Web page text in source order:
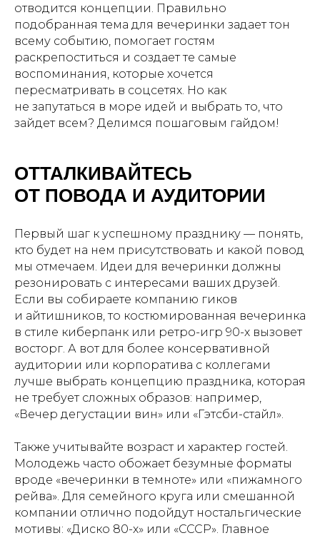
отводится концепции. Правильно
подобранная тема для вечеринки задает тон
всему событию, помогает гостям
раскрепоститься и создает те самые
воспоминания, которые хочется
пересматривать в соцсетях. Но как
не запутаться в море идей и выбрать то, что
зайдет всем? Делимся пошаговым гайдом!
ОТТАЛКИВАЙТЕСЬ
ОТ ПОВОДА И АУДИТОРИИ
Первый шаг к успешному празднику — понять,
кто будет на нем присутствовать и какой повод
мы отмечаем. Идеи для вечеринки должны
резонировать с интересами ваших друзей.
Если вы собираете компанию гиков
и айтишников, то костюмированная вечеринка
в стиле киберпанк или ретро-игр 90-х вызовет
восторг. А вот для более консервативной
аудитории или корпоратива с коллегами
лучше выбрать концепцию праздника, которая
не требует сложных образов: например,
«Вечер дегустации вин» или «Гэтсби-стайл».
Также учитывайте возраст и характер гостей.
Молодежь часто обожает безумные форматы
вроде «вечеринки в темноте» или «пижамного
рейва». Для семейного круга или смешанной
компании отлично подойдут ностальгические
мотивы: «Диско 80-х» или «СССР». Главное